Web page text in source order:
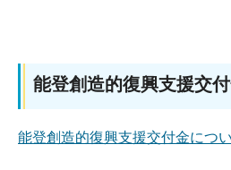
能登創造的復興支援交付
能登創造的復興支援交付金につ